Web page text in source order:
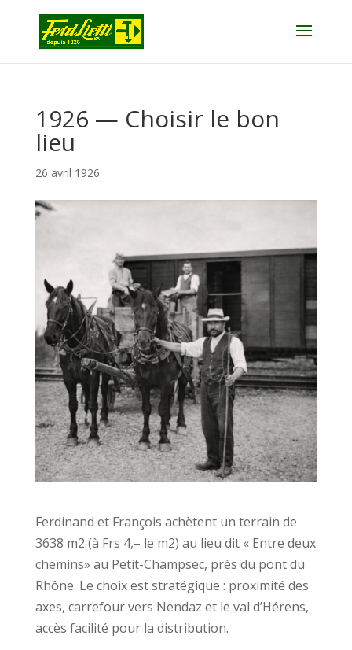
1926 — Choisir le bon
lieu
26 avril 1926
Ferdinand et François achètent un terrain de
3638 m2 (à Frs 4,– le m2) au lieu dit « Entre deux
chemins» au Petit-Champsec, près du pont du
Rhône. Le choix est stratégique : proximité des
axes, carrefour vers Nendaz et le val d’Hérens,
accès facilité pour la distribution.